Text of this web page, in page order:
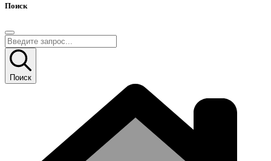
Поиск
Поиск